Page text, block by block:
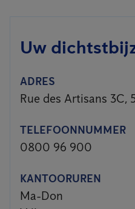
Uw
ADRES
Rue des Artisans 3C,
TELEFOONNUMMER
0800 96 900
KANTOORUREN
Ma-Don